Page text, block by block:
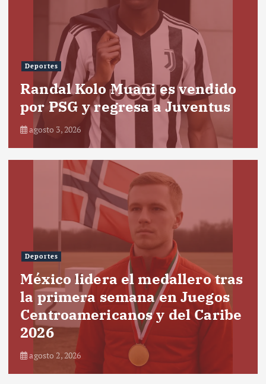
Deportes
Randal Kolo Muani es vendido
por PSG y regresa a Juventus
agosto 3, 2026
Deportes
México lidera el medallero tras
la primera semana en Juegos
Centroamericanos y del Caribe
2026
agosto 2, 2026